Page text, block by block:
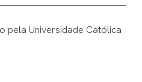
pela Universidade Católica